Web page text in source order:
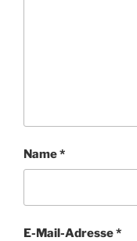
Name*
E-Mail-Adresse*